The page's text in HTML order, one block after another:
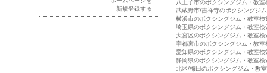
八王子市のボクシングジム・教室
武蔵野市/吉祥寺のボクシングジ
横浜市のボクシングジム・教室検
埼玉県のボクシングジム・教室検
大宮区のボクシングジム・教室検
宇都宮市のボクシングジム・教室
愛知県のボクシングジム・教室検
静岡県のボクシングジム・教室検
北区/梅田のボクシングジム・教
新規登録する